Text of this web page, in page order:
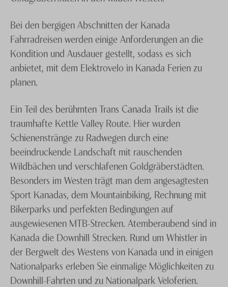
Bei den bergigen Abschnitten der Kanada
Fahrradreisen werden einige Anforderungen an die
Kondition und Ausdauer gestellt, sodass es sich
anbietet, mit dem Elektrovelo in Kanada Ferien zu
planen.
Ein Teil des berühmten Trans Canada Trails ist die
traumhafte Kettle Valley Route. Hier wurden
Schienenstränge zu Radwegen durch eine
beeindruckende Landschaft mit rauschenden
Wildbächen und verschlafenen Goldgräberstädten.
Besonders im Westen trägt man dem angesagtesten
Sport Kanadas, dem Mountainbiking, Rechnung mit
Bikerparks und perfekten Bedingungen auf
ausgewiesenen MTB-Strecken. Atemberaubend sind in
Kanada die Downhill Strecken. Rund um Whistler in
der Bergwelt des Westens von Kanada und in einigen
Nationalparks erleben Sie einmalige Möglichkeiten zu
Downhill-Fahrten und zu Nationalpark Veloferien.